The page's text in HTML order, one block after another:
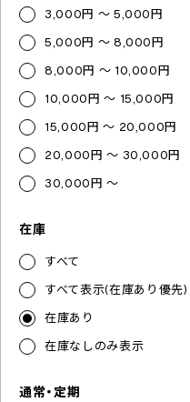
3,000円 ～ 5,000円
5,000円 ～ 8,000円
8,000円 ～ 10,000円
10,000円 ～ 15,000円
15,000円 ～ 20,000円
20,000円 ～ 30,000円
30,000円 ～
在庫
すべて
すべて表示(在庫あり優先)
在庫あり
在庫なしのみ表示
通常・定期